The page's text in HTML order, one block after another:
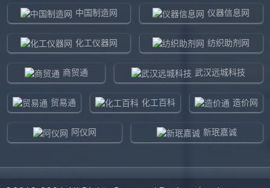
中国制造网 仪器信息网
化工仪器网 纺织助剂网
商贸通 武汉远城科技
贸易通 化工百科 造价网
阿仪网 新珉嘉诚